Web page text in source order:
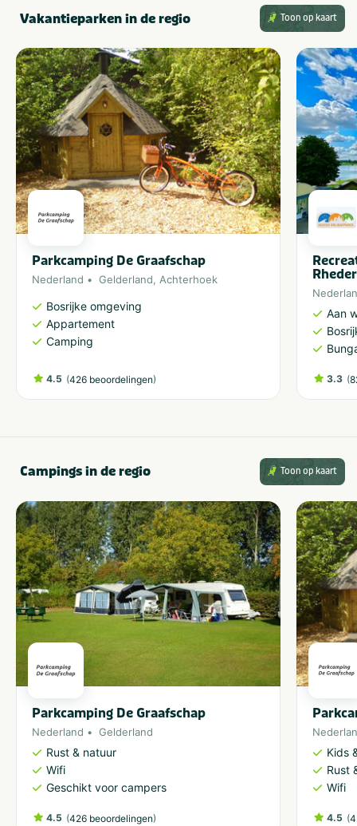
Vakantieparken in de regio Toon op kaart
Parkcamping De Graafschap
Nederland Gelderland, Achterhoek
Bosrijke omgeving
Appartement
Camping
4.5 (426 beoordelingen)
Aan
3.3 (
Campings in de regio Toon op kaart
Parkcamping De Graafschap
Nederland Gelderland
Rust & natuur
Wifi
Geschikt voor campers
4.5 (426 beoordelingen)
Kids
Rust
Wifi
4.5 (